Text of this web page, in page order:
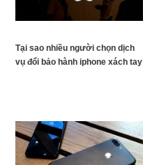
Tại sao nhiều người chọn dịch
vụ đổi bảo hành iphone xách tay